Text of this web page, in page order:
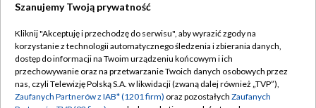
TVP
Abonament TVP
Emisja w TVP
Regulamin TVP
Polityka prywatności
Szanujemy Twoją prywatność
Kliknij "Akceptuję i przechodzę do serwisu", aby wyrazić zgody na
korzystanie z technologii automatycznego śledzenia i zbierania danych,
dostęp do informacji na Twoim urządzeniu końcowym i ich
przechowywanie oraz na przetwarzanie Twoich danych osobowych przez
nas, czyli Telewizję Polską S.A. w likwidacji (zwaną dalej również „TVP”),
Zaufanych Partnerów z IAB* (1201 firm) oraz pozostałych Zaufanych